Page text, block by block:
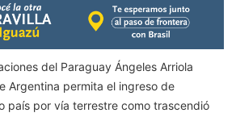
del Paraguay Ángeles Arriola
Argentina permita el ingreso de
país por vía terrestre como trascendió